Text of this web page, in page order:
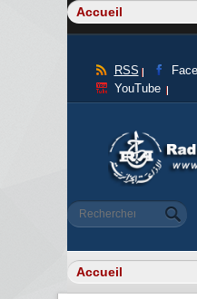
RSS
YouTube
Formulaire
Rechercher